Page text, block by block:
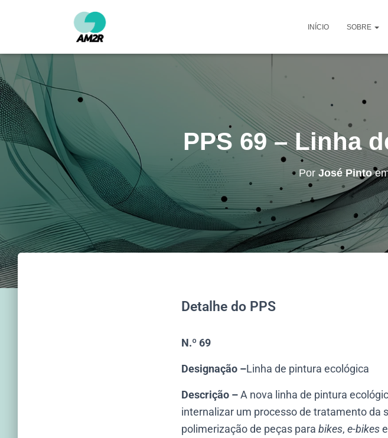
INÍCIO SOBRE
PPS 69 – Linha
Por José Pinto
Detalhe do PPS
N.º 69
Designação –Linha de pintura ecológica
Descrição –A nova linha de pintura
internalizar um processo de tratamento da
polimerização de peças para bikes, e-bikese